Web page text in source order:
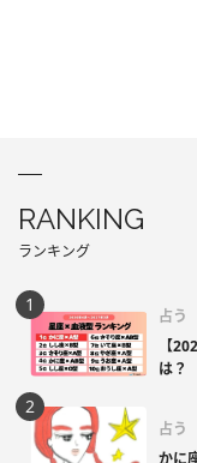
RANKING
ランキング
占う
【
は？
占う